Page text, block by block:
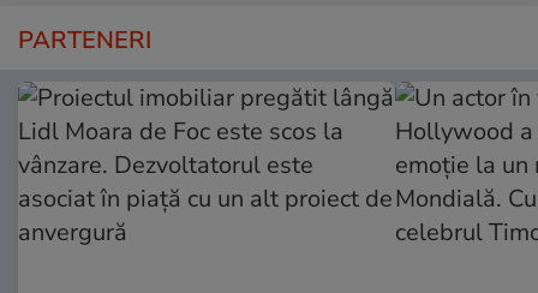
PARTENERI